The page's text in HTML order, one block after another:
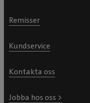
Remisser
Kundservice
Kontakta oss
Jobba hos oss >